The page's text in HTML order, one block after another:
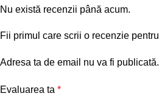
Nu există recenzii până acum.
Fii primul care scrii o recenzie
Adresa ta de email nu va fi publicată.
Evaluarea ta *